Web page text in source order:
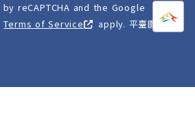
打開
reCAPTCHA and the Google
Terms of Service
apply. 平臺圖像以